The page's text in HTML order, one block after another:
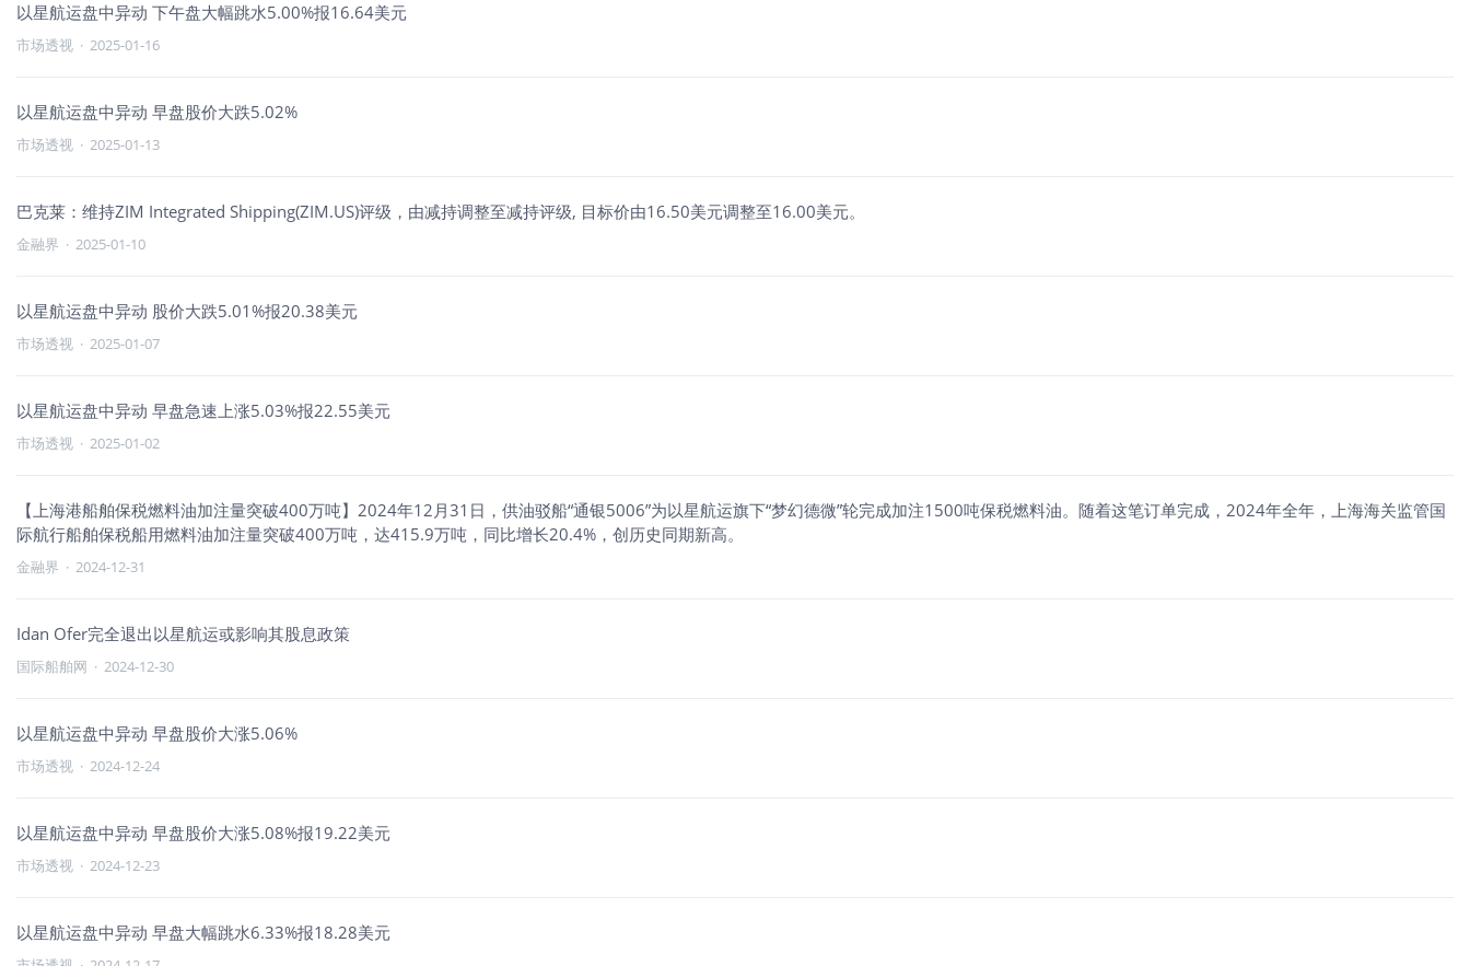
以星航运盘中异动 下午盘大幅跳水5.00%报16.64美元
市场透视 · 2025-01-16
以星航运盘中异动 早盘股价大跌5.02%
市场透视 · 2025-01-13
巴克莱：维持ZIM Integrated Shipping(ZIM.US)评级，由减持调整至减持评级, 目标价由16.50美元调整至16.00美元。
金融界 · 2025-01-10
以星航运盘中异动 股价大跌5.01%报20.38美元
市场透视 · 2025-01-07
以星航运盘中异动 早盘急速上涨5.03%报22.55美元
市场透视 · 2025-01-02
【上海港船舶保税燃料油加注量突破400万吨】2024年12月31日，供油驳船“通银5006”为以星航运旗下“梦幻德微”轮完成加注1500吨保税燃料油。随着这笔订单完成，2024年全年，上海海关监管国
际航行船舶保税船用燃料油加注量突破400万吨，达415.9万吨，同比增长20.4%，创历史同期新高。
金融界 · 2024-12-31
Idan Ofer完全退出以星航运或影响其股息政策
国际船舶网 · 2024-12-30
以星航运盘中异动 早盘股价大涨5.06%
市场透视 · 2024-12-24
以星航运盘中异动 早盘股价大涨5.08%报19.22美元
市场透视 · 2024-12-23
以星航运盘中异动 早盘大幅跳水6.33%报18.28美元